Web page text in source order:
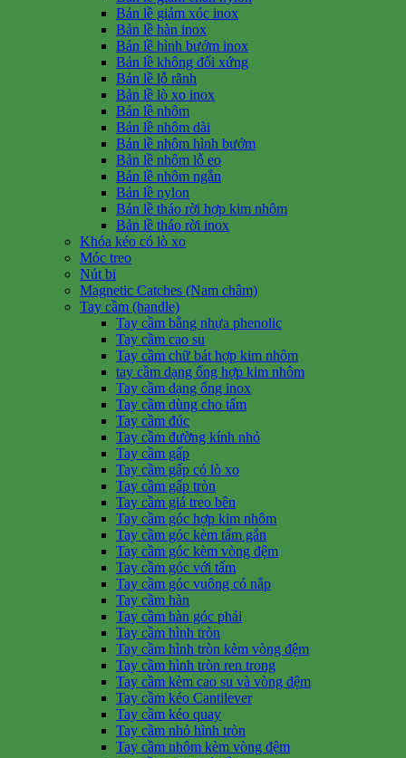
Bản lề giảm xóc inox
Bản lề hàn inox
Bản lề hình bướm inox
Bản lề không đối xứng
Bản lề lỗ rãnh
Bản lề lò xo inox
Bản lề nhôm
Bản lề nhôm dài
Bản lề nhôm hình bướm
Bản lề nhôm lỗ eo
Bản lề nhôm ngắn
Bản lề nylon
Bản lề tháo rời hợp kim nhôm
Bản lề tháo rời inox
Khóa kéo có lò xo
Móc treo
Nút bi
Magnetic Catches (Nam châm)
Tay cầm (handle)
Tay cầm bằng nhựa phenolic
Tay cầm cao su
Tay cầm chữ bát hợp kim nhôm
tay cầm dạng ống hợp kim nhôm
Tay cầm dạng ống inox
Tay cầm dùng cho tấm
Tay cầm đúc
Tay cầm đường kính nhỏ
Tay cầm gấp
Tay cầm gấp có lò xo
Tay cầm gấp tròn
Tay cầm giá treo bên
Tay cầm góc hợp kim nhôm
Tay cầm góc kèm tấm gắn
Tay cầm góc kèm vòng đệm
Tay cầm góc với tấm
Tay cầm góc vuông có nắp
Tay cầm hàn
Tay cầm hàn góc phải
Tay cầm hình tròn
Tay cầm hình tròn kèm vòng đệm
Tay cầm hình tròn ren trong
Tay cầm kèm cao su và vòng đệm
Tay cầm kéo Cantilever
Tay cầm kéo quay
Tay cầm nhỏ hình tròn
Tay cầm nhôm kèm vòng đệm